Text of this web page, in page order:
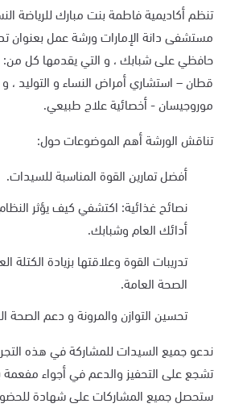
تنظم أكاديمية فاطمة بنت مبارك للرياضة
مستشفى دانة الإمارات ورشة عمل بعنوان
حافظي على شبابك ، و التي يقدمها كل من:
قطان – استشاري أمراض النساء و التوليد ،
موروجيسان - أخصائية علاج طبيعي.
تناقش الورشة أهم الموضوعات حول:
أفضل تمارين القوة المناسبة للسيدات.
نصائح غذائية: اكتشفي كيف يؤثر
أدائك العام وشبابك.
تدريبات القوة وعلاقتها بزيادة الكتلة
الصحة العامة.
تحسين التوازن والمرونة و دعم الصحة
ندعو جميع السيدات للمشاركة في هذه
تشجع على التحفيز والدعم في أجواء مفعمة
ستحصل جميع المشاركات على شهادة